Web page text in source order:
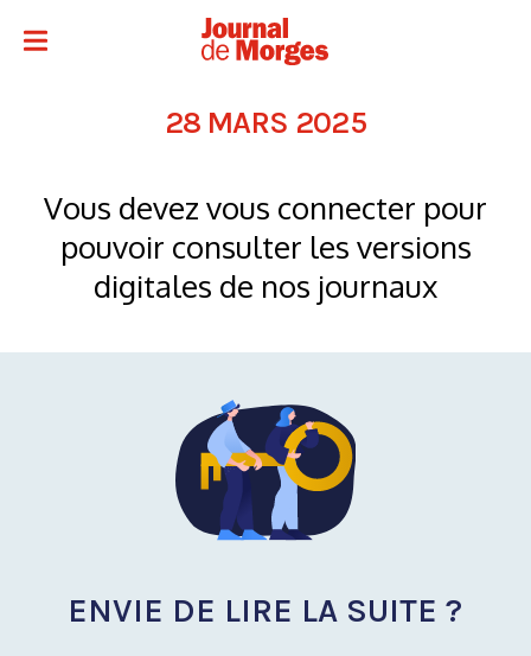
28 MARS 2025
Vous devez vous connecter pour
pouvoir consulter les versions
digitales de nos journaux
ENVIE DE LIRE LA SUITE ?